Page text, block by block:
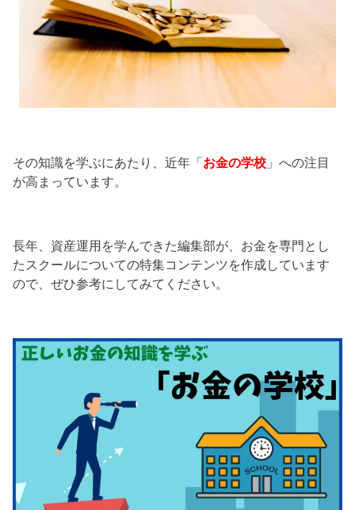
その知識を学ぶにあたり、近年「お金の学校 」への注目
が高まっています。
長年、資産運用を学んできた編集部が、お金を専門とし
たスクールについての特集コンテンツを作成しています
ので、ぜひ参考にしてみてください。